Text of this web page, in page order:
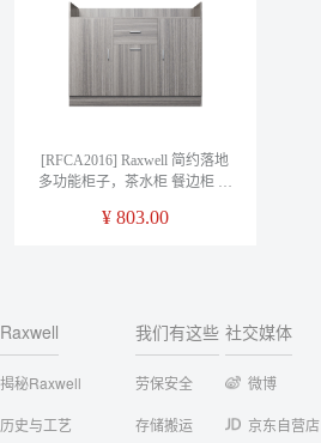
[RFCA2016] Raxwell 简约落地
多功能柜子，茶水柜 餐边柜 储
柚木色（颜色按照沟通色板）
¥ 803.00
Raxwell
揭秘Raxwell
历史与工艺
我们有这些
劳保安全
存储搬运
社交媒体
微博
京东自营店